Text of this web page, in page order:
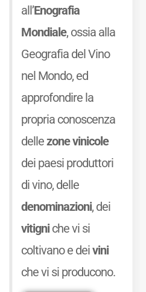
all’Enografia
Mondiale, ossia alla
Geografia del Vino
nel Mondo, ed
approfondire la
propria conoscenza
dellezone vinicole
dei paesi produttori
di vino, delle
denominazioni, dei
vitigniche vi si
coltivano e deivini
che vi si producono.